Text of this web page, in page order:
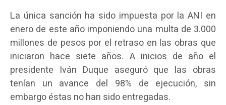
La única sanción ha sido impuesta por la ANI en
enero de este año imponiendo una multa de 3.000
millones de pesos por el retraso en las obras que
iniciaron hace siete años. A inicios de año el
presidente Iván Duque aseguró que las obras
tenían un avance del 98% de ejecución, sin
embargo éstas no han sido entregadas.